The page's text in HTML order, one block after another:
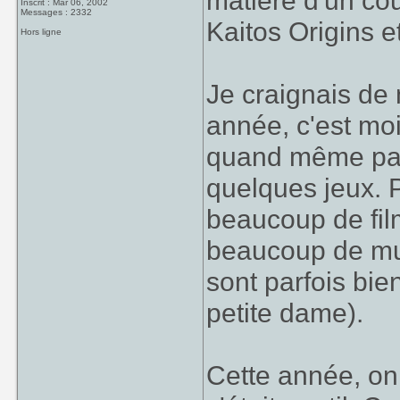
Inscrit : Mar 06, 2002
Messages : 2332
Hors ligne
Kaitos Origins
Je craignais de
année, c'est
quand même
quelques jeux.
beaucoup de
beaucoup de
sont parfois
petite dame).
Cette année,